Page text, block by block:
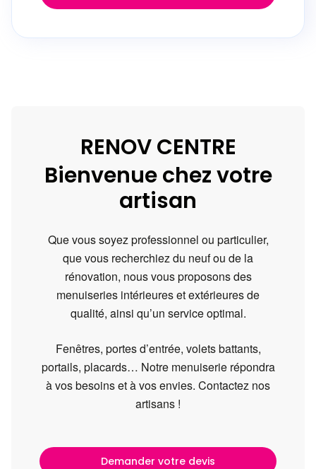
RENOV CENTRE
Bienvenue chez votre
artisan
Que vous soyez professionnel ou particulier,
que vous recherchiez du neuf ou de la
rénovation, nous vous proposons des
menuiseries intérieures et extérieures de
qualité, ainsi qu’un service optimal.
Fenêtres, portes d’entrée, volets battants,
portails, placards… Notre menuiserie répondra
à vos besoins et à vos envies. Contactez nos
artisans !
Demander votre devis